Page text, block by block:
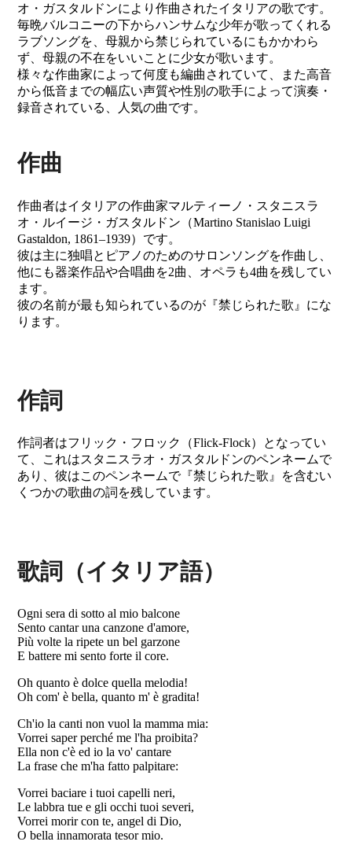
オ・ガスタルドンにより作曲されたイタリアの歌です。
毎晩バルコニーの下からハンサムな少年が歌ってくれる
ラブソングを、母親から禁じられているにもかかわら
ず、母親の不在をいいことに少女が歌います。
様々な作曲家によって何度も編曲されていて、また高音
から低音までの幅広い声質や性別の歌手によって演奏・
録音されている、人気の曲です。
作曲
作曲者はイタリアの作曲家マルティーノ・スタニスラ
オ・ルイージ・ガスタルドン（Martino Stanislao Luigi
Gastaldon, 1861–1939）です。
彼は主に独唱とピアノのためのサロンソングを作曲し、
他にも器楽作品や合唱曲を2曲、オペラも4曲を残してい
ます。
彼の名前が最も知られているのが『禁じられた歌』にな
ります。
作詞
作詞者はフリック・フロック（Flick-Flock）となってい
て、これはスタニスラオ・ガスタルドンのペンネームで
あり、彼はこのペンネームで『禁じられた歌』を含むい
くつかの歌曲の詞を残しています。
歌詞（イタリア語）
Ogni sera di sotto al mio balcone
Sento cantar una canzone d'amore,
Più volte la ripete un bel garzone
E battere mi sento forte il core.
Oh quanto è dolce quella melodia!
Oh com' è bella, quanto m' è gradita!
Ch'io la canti non vuol la mamma mia:
Vorrei saper perché me l'ha proibita?
Ella non c'è ed io la vo' cantare
La frase che m'ha fatto palpitare:
Vorrei baciare i tuoi capelli neri,
Le labbra tue e gli occhi tuoi severi,
Vorrei morir con te, angel di Dio,
O bella innamorata tesor mio.